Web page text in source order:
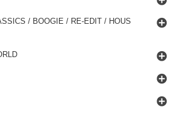
/ BOOGIE / RE-EDIT / HOUS